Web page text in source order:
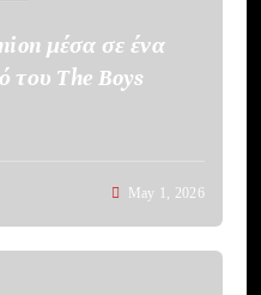
μέσα σε ένα
του The Boys
May 1, 2026